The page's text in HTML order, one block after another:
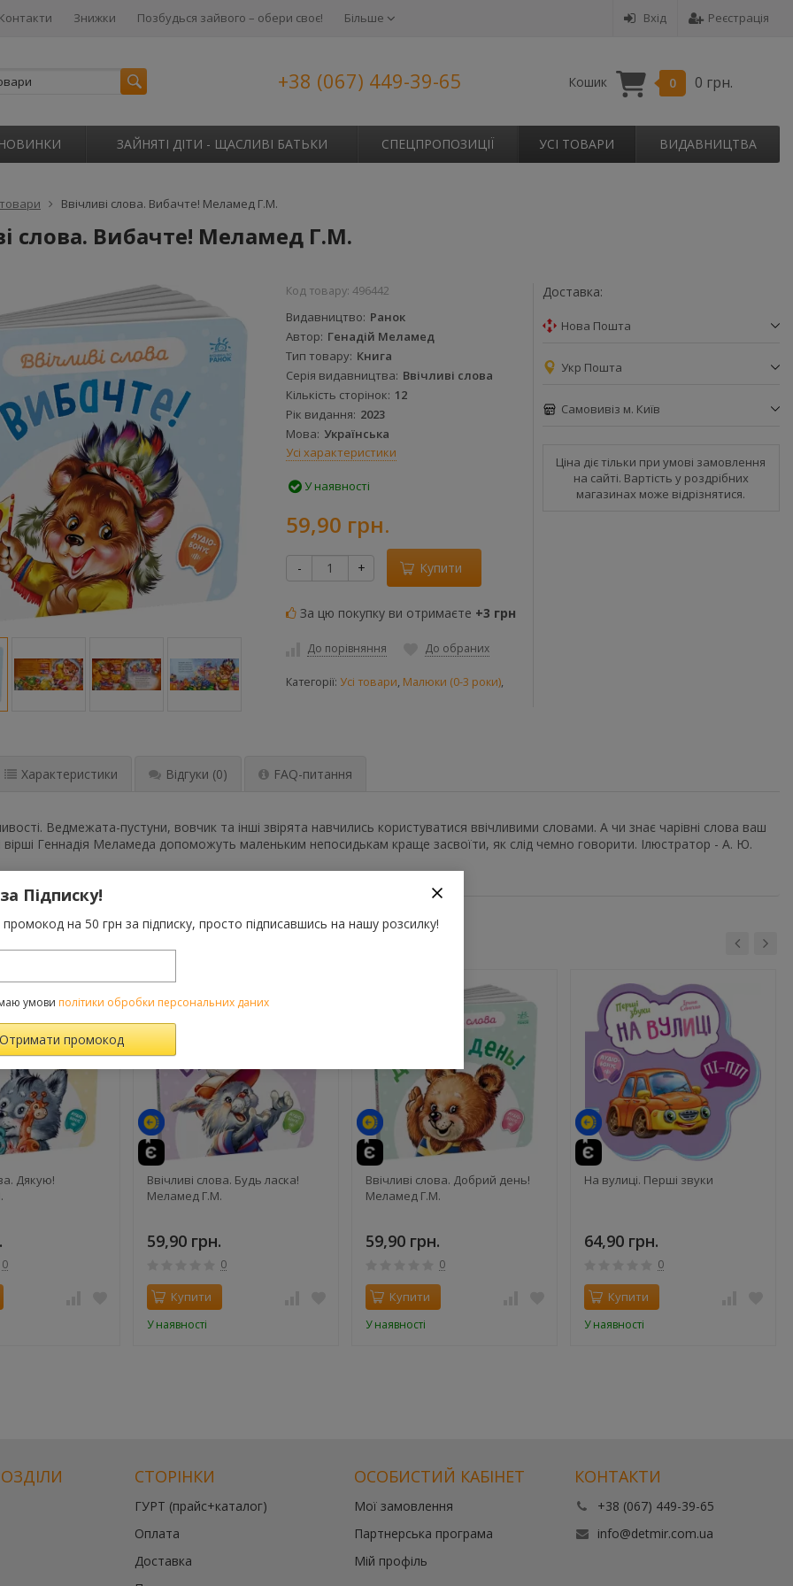
Вхід Реєстрація
Контакти Знижки Позбудься зайвого – обери своє! Більше
+38 (067) 449-39-65 Кошик 0 0 грн.
НОВИНКИ ЗАЙНЯТІ ДІТИ - ЩАСЛИВІ БАТЬКИ СПЕЦПРОПОЗИЦІЇ УСІ ТОВАРИ ВИДАВНИЦТВА
товари Ввічливі слова. Вибачте! Меламед Г.М.
слова. Вибачте! Меламед Г.М.
Код товару: 496442
Видавництво Ранок
Автор Генадій Меламед
Тип товару Книга
Серія видавництва Ввічливі слова
Кількість сторінок 12
Рік видання 2023
Мова Українська
Усі характеристики
У наявності
59,90 грн.
- + Купити
За цю покупку ви отримаєте +3 грн
До порівняння До обраних
Категорії: Усі товари, Малюки (0-3 роки),
Доставка:
Нова Пошта
Укр Пошта
Самовивіз м. Київ
Ціна діє тільки при умові замовлення
на сайті. Вартість у роздрібних
магазинах може відрізнятися.
Характеристики Відгуки (0) FAQ-питання
Ведмежата-пустуни, вовчик та інші звірята навчились користуватися ввічливими словами. А чи знає чарівні слова ваш
вірші Геннадія Меламеда допоможуть маленьким непосидькам краще засвоїти, як слід чемно говорити. Ілюстратор - А. Ю.
ТАКОЖ КУПУЮТЬ
Дякую!
0
Ввічливі слова. Будь ласка!
Меламед Г.М.
59,90 грн.
0
Купити
У наявності
Ввічливі слова. Добрий день!
Меламед Г.М.
59,90 грн.
0
Купити
У наявності
На вулиці. Перші звуки
64,90 грн.
0
Купити
У наявності
СТОРІНКИ
ГУРТ (прайс+каталог)
Оплата
Доставка
ОСОБИСТИЙ КАБІНЕТ
Мої замовлення
Партнерська програма
Мій профіль
КОНТАКТИ
+38 (067) 449-39-65
info@detmir.com.ua
Підписку!
на 50 грн за підписку, просто підписавшись на нашу розсилку!
умови політики обробки персональних даних